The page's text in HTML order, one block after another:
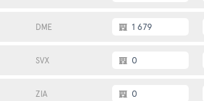
DME 1 679
SVX 0
ZIA 0